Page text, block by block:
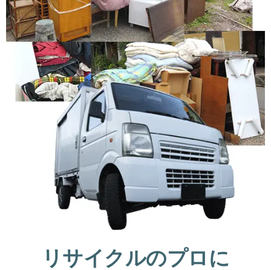
リサイクルのプロに